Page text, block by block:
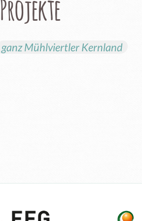
Projekte
ganz Mühlviertler Kernland